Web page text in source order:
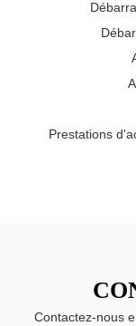
Prestations
Contactez-nous